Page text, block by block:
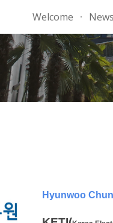
Skip to main content
Welcome News
Hyunwoo